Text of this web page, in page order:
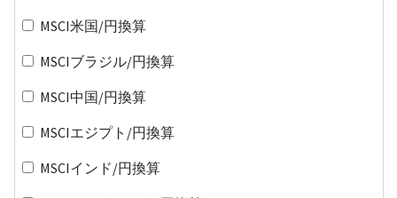
MSCI米国/円換算
MSCIブラジル/円換算
MSCI中国/円換算
MSCIエジプト/円換算
MSCIインド/円換算